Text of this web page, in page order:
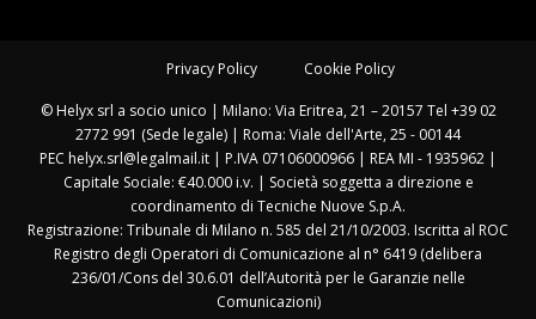
Privacy Policy Cookie Policy
© Helyx srl a socio unico | Milano: Via Eritrea, 21 – 20157 Tel +39 02
2772 991 (Sede legale) | Roma: Viale dell'Arte, 25 - 00144
PEC helyx.srl@legalmail.it | P.IVA 07106000966 | REA MI - 1935962 |
Capitale Sociale: €40.000 i.v. | Società soggetta a direzione e
coordinamento di Tecniche Nuove S.p.A.
Registrazione: Tribunale di Milano n. 585 del 21/10/2003. Iscritta al ROC
Registro degli Operatori di Comunicazione al n° 6419 (delibera
236/01/Cons del 30.6.01 dell’Autorità per le Garanzie nelle
Comunicazioni)